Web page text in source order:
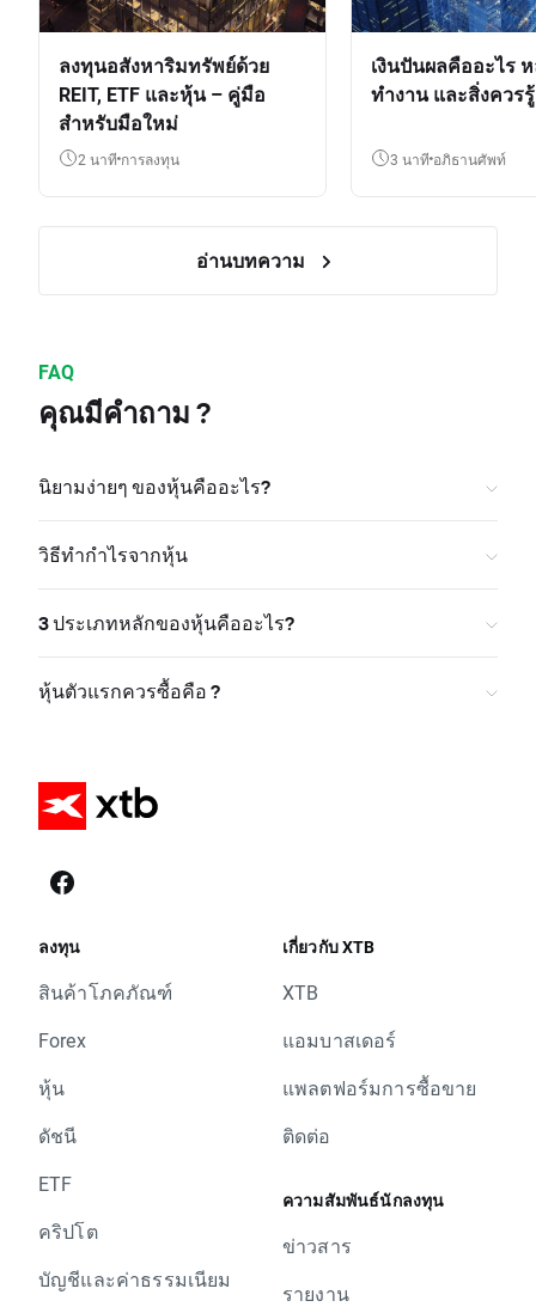
ลงทุนอสังหาริมทรัพย์ด้วย
REIT, ETF และหุ้น – คู่มือ
สำหรับมือใหม่
2 นาที การลงทุน
เงินปันผลคืออะไร
ทำงาน และสิ่งควรรู้
3 นาที อภิธานศัพท์
อ่านบทความ
FAQ
คุณมีคำถาม ?
นิยามง่ายๆ ของหุ้นคืออะไร?
วิธีทำกำไรจากหุ้น
3 ประเภทหลักของหุ้นคืออะไร?
หุ้นตัวแรกควรซื้อคือ ?
ลงทุน
สินค้าโภคภัณฑ์
Forex
หุ้น
ดัชนี
ETF
คริปโต
บัญชีและค่าธรรมเนียม
เกี่ยวกับ XTB
XTB
แอมบาสเดอร์
แพลตฟอร์มการซื้อขาย
ติดต่อ
ความสัมพันธ์นักลงทุน
ข่าวสาร
รายงาน